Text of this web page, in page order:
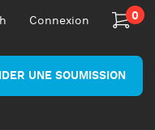
Connexion 0
UNE SOUMISSION